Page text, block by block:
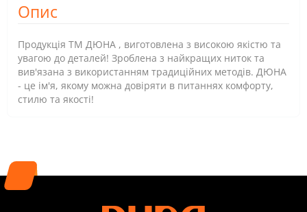
Опис
Продукція ТМ ДЮНА , виготовлена з високою якістю та
увагою до деталей! Зроблена з найкращих ниток та
вив'язана з використанням традиційних методів. ДЮНА
- це ім'я, якому можна довіряти в питаннях комфорту,
стилю та якості!